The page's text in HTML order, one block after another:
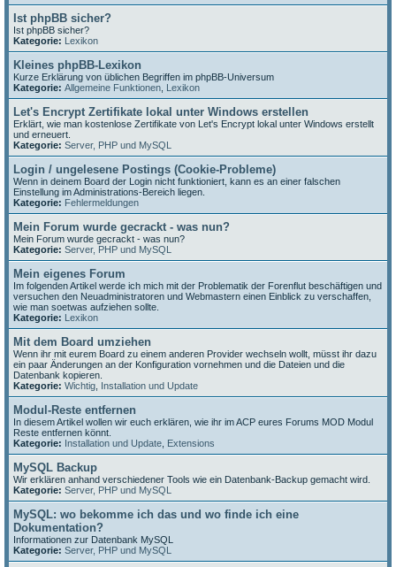
Ist phpBB sicher?
Ist phpBB sicher?
Kategorie: Lexikon
Kleines phpBB-Lexikon
Kurze Erklärung von üblichen Begriffen im phpBB-Universum
Kategorie: Allgemeine Funktionen Lexikon
Let's Encrypt Zertifikate lokal unter Windows erstellen
Erklärt, wie man kostenlose Zertifikate von Let's Encrypt lokal unter Windows erstellt
und erneuert.
Kategorie: Server, PHP und MySQL
Login / ungelesene Postings (Cookie-Probleme)
Wenn in deinem Board der Login nicht funktioniert, kann es an einer falschen
Einstellung im Administrations-Bereich liegen.
Kategorie: Fehlermeldungen
Mein Forum wurde gecrackt - was nun?
Mein Forum wurde gecrackt - was nun?
Kategorie: Server, PHP und MySQL
Mein eigenes Forum
Im folgenden Artikel werde ich mich mit der Problematik der Forenflut beschäftigen und
versuchen den Neuadministratoren und Webmastern einen Einblick zu verschaffen,
wie man soetwas aufziehen sollte.
Kategorie: Lexikon
Mit dem Board umziehen
Wenn ihr mit eurem Board zu einem anderen Provider wechseln wollt, müsst ihr dazu
ein paar Änderungen an der Konfiguration vornehmen und die Dateien und die
Datenbank kopieren.
Kategorie: Wichtig Installation und Update
Modul-Reste entfernen
In diesem Artikel wollen wir euch erklären, wie ihr im ACP eures Forums MOD Modul
Reste entfernen könnt.
Kategorie: Installation und Update Extensions
MySQL Backup
Wir erklären anhand verschiedener Tools wie ein Datenbank-Backup gemacht wird.
Kategorie: Server, PHP und MySQL
MySQL: wo bekomme ich das und wo finde ich eine
Dokumentation?
Informationen zur Datenbank MySQL
Kategorie: Server, PHP und MySQL